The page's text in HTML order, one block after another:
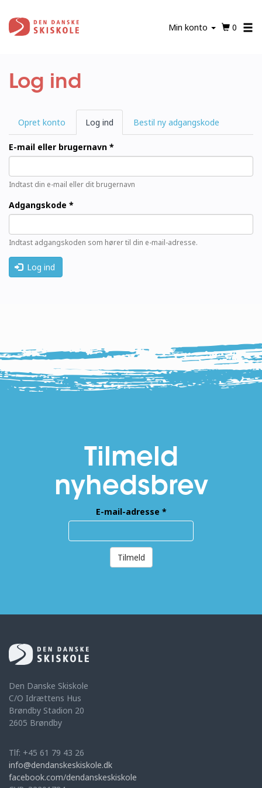
hovedindhold
Min konto 0
Log ind
Primære
faneblade
Opret konto Log ind
fane)
Bestil ny adgangskode
E-mail eller brugernavn *
Indtast din e-mail eller dit brugernavn
Adgangskode *
Indtast adgangskoden som hører til din e-mail-adresse.
Log ind
Tilmeld
nyhedsbrev
E-mail-adresse *
Tilmeld
Den Danske Skiskole
C/O Idrættens Hus
Brøndby Stadion 20
2605 Brøndby
Tlf: +45 61 79 43 26
info@dendanskeskiskole.dk
facebook.com/dendanskeskiskole